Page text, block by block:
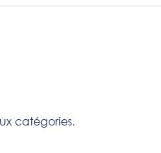
catégories.